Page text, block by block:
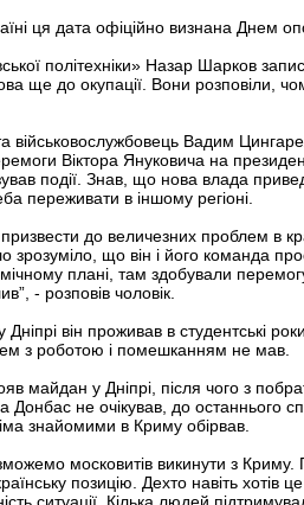
ця дата офіційно визнана Днем
політехніки» Назар Шарков
ще до окупації. Вони розповіли,
та військовослужбовець Вадим
Віктора Януковича на
події. Знав, що нова влада
переживати в іншому регіоні.
до величезних проблем в
зрозуміло, що він і його команда
плані, там здобували
- розповів чоловік.
він проживав в студентські
з роботою і помешканням не мав.
майдан у Дніпрі, після чого з
Донбас не очікував, до останнього
знайомими в Криму обірвав.
московитів викинути з Криму.
позицію. Дехто навіть хотів
ситуації. Кілька людей